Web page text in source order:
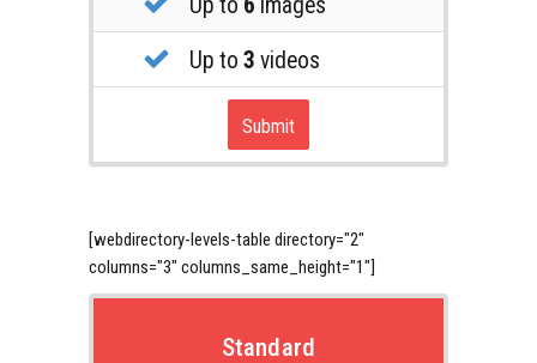
Up to 3 videos
Submit
[webdirectory-levels-table directory="2"
columns="3" columns_same_height="1"]
Standard